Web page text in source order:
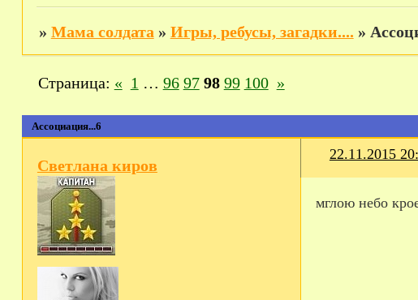
» Мама солдата » Игры, ребусы, загадки.... »
Ассоциация...6
Страница: « 1 … 96 97 98 99 100 »
22.11.2015
Светлана киров
мглою небо